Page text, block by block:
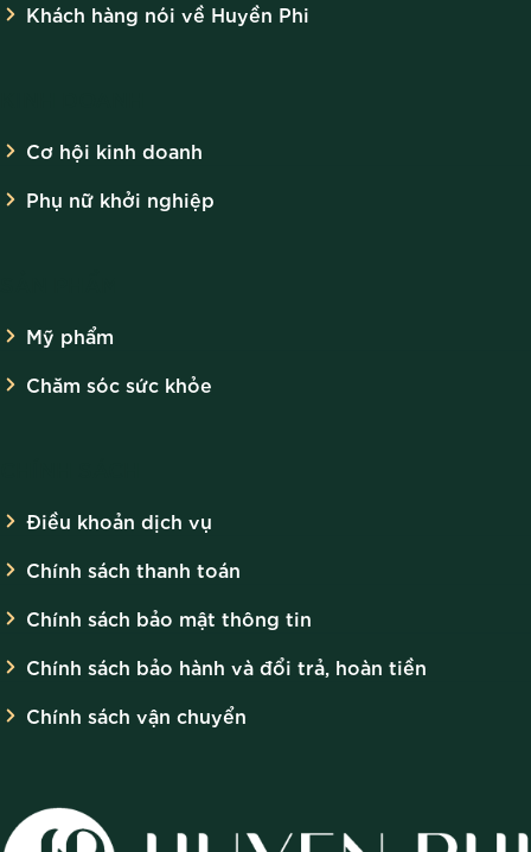
Khách hàng nói về Huyền Phi
Cơ hội kinh doanh
Phụ nữ khởi nghiệp
Mỹ phẩm
Chăm sóc sức khỏe
Điều khoản dịch vụ
Chính sách thanh toán
Chính sách bảo mật thông tin
Chính sách bảo hành và đổi trả, hoàn tiền
Chính sách vận chuyển